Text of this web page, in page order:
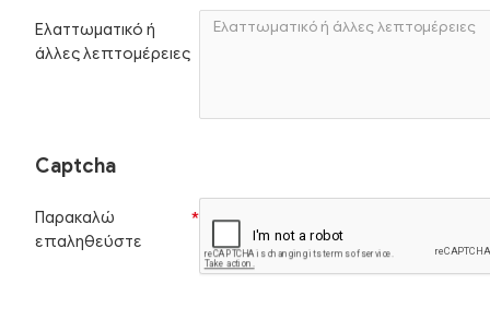
Ελαττωματικό ή
άλλες λεπτομέρειες
Captcha
Παρακαλώ
επαληθεύστε